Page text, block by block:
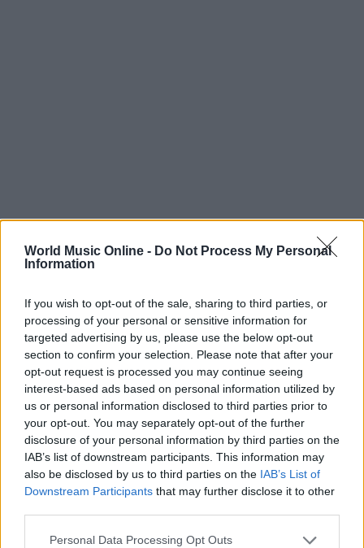
World Music Online - Do Not Process My Personal
Information
If you wish to opt-out of the sale, sharing to third parties, or
processing of your personal or sensitive information for
targeted advertising by us, please use the below opt-out
section to confirm your selection. Please note that after your
opt-out request is processed you may continue seeing
interest-based ads based on personal information utilized by
us or personal information disclosed to third parties prior to
your opt-out. You may separately opt-out of the further
disclosure of your personal information by third parties on the
IAB’s list of downstream participants. This information may
also be disclosed by us to third parties on the IAB’s List of
Downstream Participants that may further disclose it to other
Please note that this website/app uses one or more Google
Personal Data Processing Opt Outs
Continua a leggere
NEWS